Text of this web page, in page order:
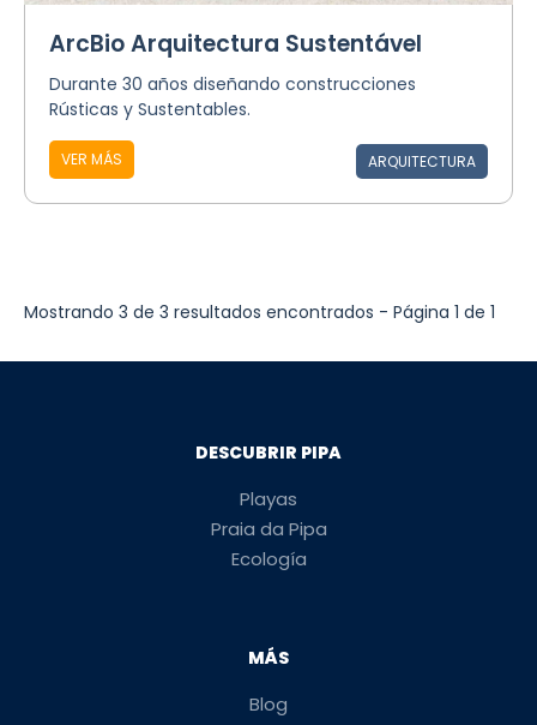
ArcBio Arquitectura Sustentável
Durante 30 años diseñando construcciones
Rústicas y Sustentables.
VER MÁS ARQUITECTURA
Mostrando 3 de 3 resultados encontrados - Página 1 de 1
DESCUBRIR PIPA
Playas
Praia da Pipa
Ecología
MÁS
Blog